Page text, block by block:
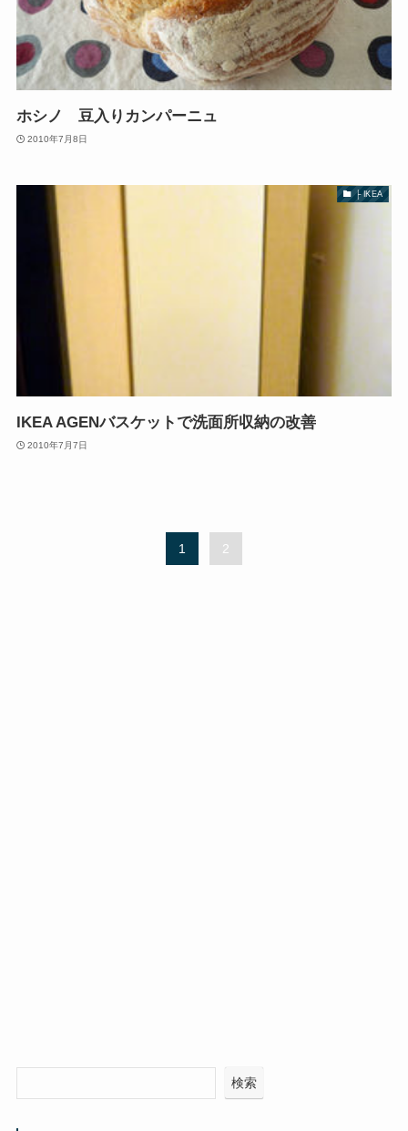
ホシノ 豆入りカンパーニュ
2010年7月8日
├ IKEA
IKEA AGENバスケットで洗面所収納の改善
2010年7月7日
1 2
検索